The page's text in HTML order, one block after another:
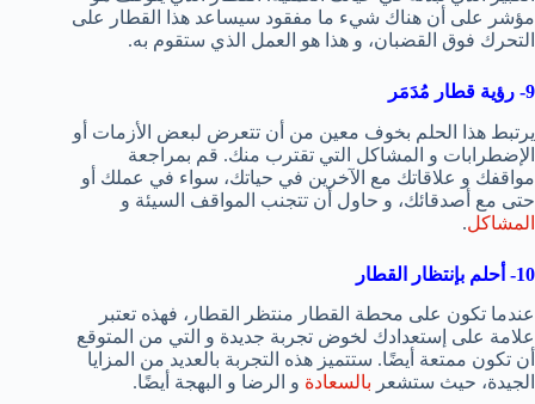
مؤشر على أن هناك شيء ما مفقود سيساعد هذا القطار على
التحرك فوق القضبان، و هذا هو العمل الذي ستقوم به.
9- رؤية قطار مُدَمَر
يرتبط هذا الحلم بخوف معين من أن تتعرض لبعض الأزمات أو
الإضطرابات و المشاكل التي تقترب منك. قم بمراجعة
مواقفك و علاقاتك مع الآخرين في حياتك، سواء في عملك أو
حتى مع أصدقائك، و حاول أن تتجنب المواقف السيئة و
المشاكل.
10- أحلم بإنتظار القطار
عندما تكون على محطة القطار منتظر القطار، فهذه تعتبر
علامة على إستعدادك لخوض تجربة جديدة و التي من المتوقع
أن تكون ممتعة أيضًا. ستتميز هذه التجربة بالعديد من المزايا
الجيدة، حيث ستشعر بالسعادة و الرضا و البهجة أيضًا.